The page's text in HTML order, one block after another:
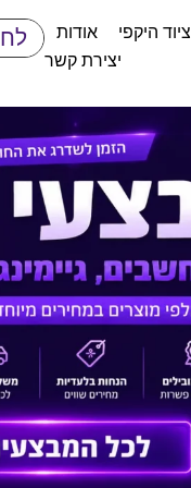
ציוד היקפי
אודות
יצירת קשר